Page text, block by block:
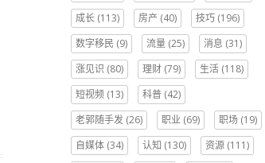
成长 (113) 房产 (40) 技巧 (196)
数字移民 (9) 流量 (25) 消息 (31)
涨见识 (80) 理财 (79) 生活 (118)
短视频 (13) 科普 (42)
老郭随手发 (26) 职业 (69) 职场 (19)
自媒体 (34) 认知 (130) 资源 (111)